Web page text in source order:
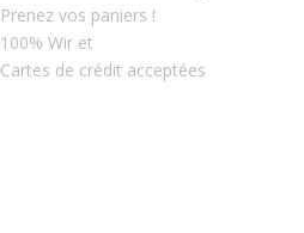
Prenez vos paniers !
100% Wir et
Cartes de crédit acceptées